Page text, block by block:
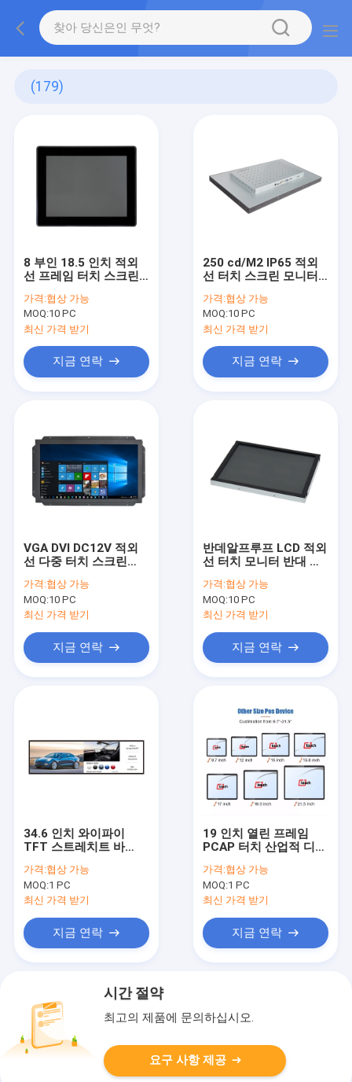
(179)
8 부인 18.5 인치 적외
선 프레임 터치 스크린
가격:협상 가능
MOQ:10 PC
최신 가격 받기
지금 연락
250 cd/M2 IP65 적외
선 터치 스크린 모니터
가격:협상 가능
MOQ:10 PC
최신 가격 받기
지금 연락
VGA DVI DC12V 적외
선 다중 터치 스크린
가격:협상 가능
MOQ:10 PC
최신 가격 받기
지금 연락
반데알프루프 LCD 적외
선 터치 모니터 반대 글
가격:협상 가능
MOQ:10 PC
최신 가격 받기
지금 연락
34.6 인치 와이파이
TFT 스트레치트 바
바깥변두리 스트레치트
바 LCD 스크린
가격:협상 가능
MOQ:1 PC
최신 가격 받기
지금 연락
19 인치 열린 프레임
PCAP 터치 산업적 디스
스크린 모니터
가격:협상 가능
MOQ:1 PC
최신 가격 받기
지금 연락
시간 절약
최고의 제품에 문의하십시오.
요구 사항 제공